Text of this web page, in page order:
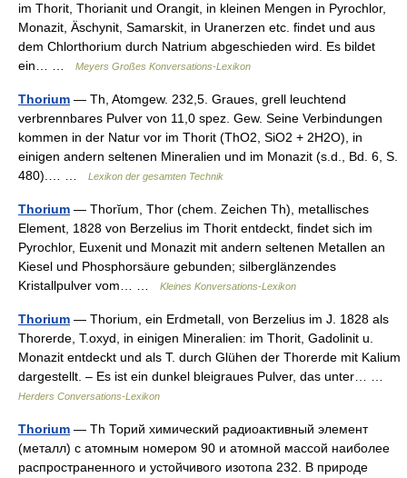
im Thorit, Thorianit und Orangit, in kleinen Mengen in Pyrochlor,
Monazit, Äschynit, Samarskit, in Uranerzen etc. findet und aus
dem Chlorthorium durch Natrium abgeschieden wird. Es bildet
ein… …
Meyers Großes Konversations-Lexikon
Thorium — Th, Atomgew. 232,5. Graues, grell leuchtend
verbrennbares Pulver von 11,0 spez. Gew. Seine Verbindungen
kommen in der Natur vor im Thorit (ThO2, SiO2 + 2H2O), in
einigen andern seltenen Mineralien und im Monazit (s.d., Bd. 6, S.
480).… …
Lexikon der gesamten Technik
Thorium — Thorĭum, Thor (chem. Zeichen Th), metallisches
Element, 1828 von Berzelius im Thorit entdeckt, findet sich im
Pyrochlor, Euxenit und Monazit mit andern seltenen Metallen an
Kiesel und Phosphorsäure gebunden; silberglänzendes
Kristallpulver vom… …
Kleines Konversations-Lexikon
Thorium — Thorium, ein Erdmetall, von Berzelius im J. 1828 als
Thorerde, T.oxyd, in einigen Mineralien: im Thorit, Gadolinit u.
Monazit entdeckt und als T. durch Glühen der Thorerde mit Kalium
dargestellt. – Es ist ein dunkel bleigraues Pulver, das unter… …
Herders Conversations-Lexikon
Thorium — Тh Торий химический радиоактивный элемент
(металл) с атомным номером 90 и атомной массой наиболее
распространенного и устойчивого изотопа 232. В природе